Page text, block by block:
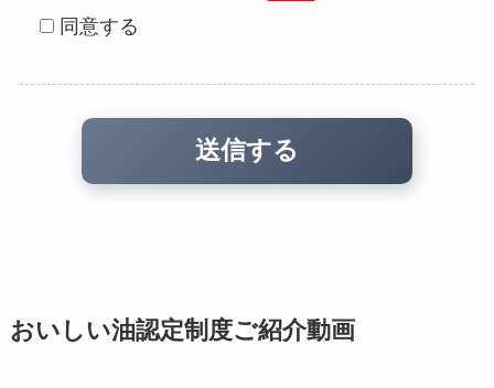
同意する
おいしい油認定制度ご紹介動画